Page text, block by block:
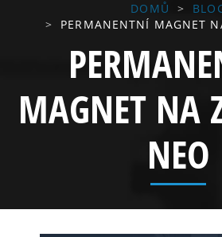
DOMŮ
PERMANENTNÍ MAGNET
MAGNET NA
NEO